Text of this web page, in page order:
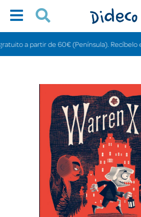
a partir de 60€ (Península). Recíbelo en